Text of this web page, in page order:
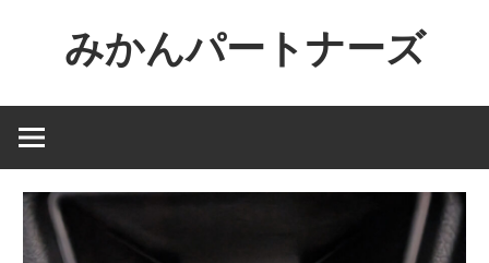
ン
へ
みかんパートナーズ
ー
ジ
ャ
ン
ル